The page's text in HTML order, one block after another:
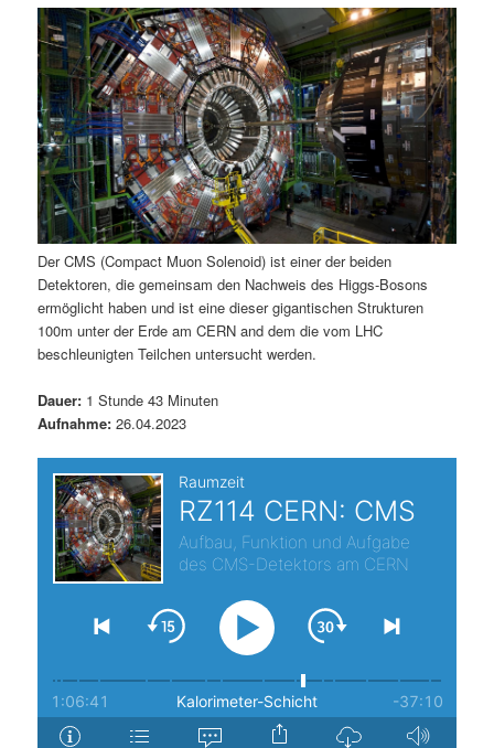
ä
r
e
n
I
n
h
l
t
s
p
n
n
d
ä
r
e
n
I
h
a
l
t
r
n
a
v
i
g
a
t
i
o
n
Der CMS (Compact Muon Solenoid) ist einer der beiden
Detektoren, die gemeinsam den Nachweis des Higgs-Bosons
ermöglicht haben und ist eine dieser gigantischen Strukturen
100m unter der Erde am CERN and dem die vom LHC
beschleunigten Teilchen untersucht werden.
Dauer: 1 Stunde 43 Minuten
Aufnahme: 26.04.2023